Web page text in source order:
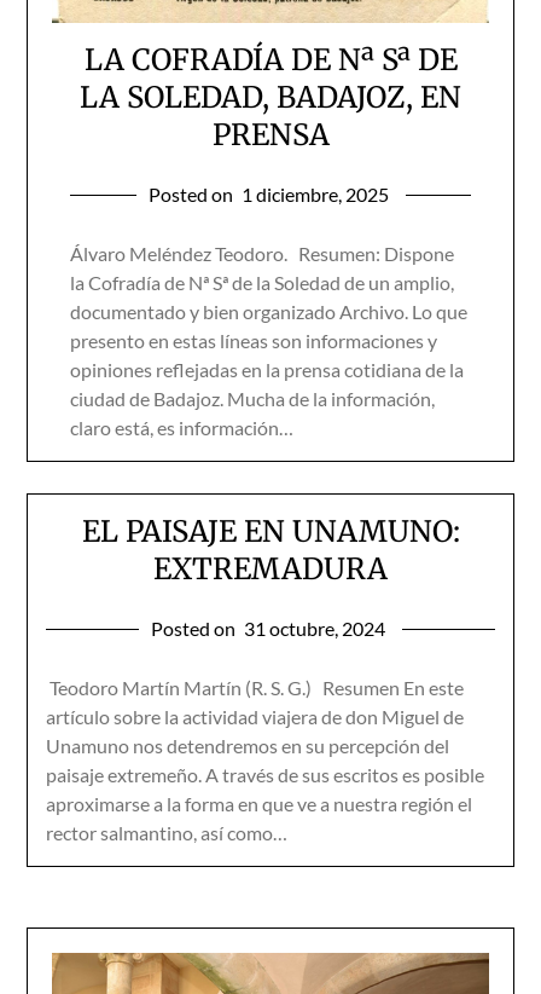
LA COFRADÍA DE Nª Sª DE
LA SOLEDAD, BADAJOZ, EN
PRENSA
Posted on 1 diciembre, 2025
Álvaro Meléndez Teodoro. Resumen: Dispone
la Cofradía de Nª Sª de la Soledad de un amplio,
documentado y bien organizado Archivo. Lo que
presento en estas líneas son informaciones y
opiniones reflejadas en la prensa cotidiana de la
ciudad de Badajoz. Mucha de la información,
claro está, es información…
EL PAISAJE EN UNAMUNO:
EXTREMADURA
Posted on 31 octubre, 2024
Teodoro Martín Martín (R. S. G.) Resumen En este
artículo sobre la actividad viajera de don Miguel de
Unamuno nos detendremos en su percepción del
paisaje extremeño. A través de sus escritos es posible
aproximarse a la forma en que ve a nuestra región el
rector salmantino, así como…